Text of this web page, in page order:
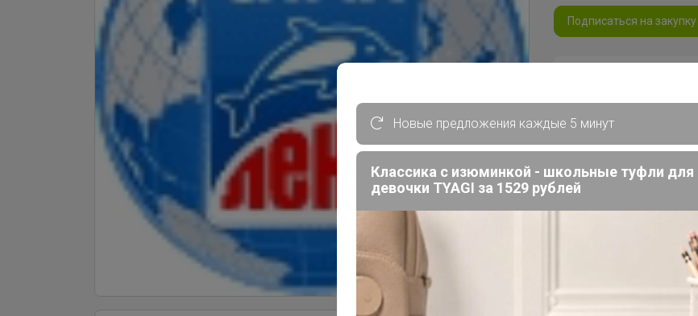
Подписаться на закупку
Комментарии к лотам
Отзывы участников
Новые предложения каждые 5 минут
Классика с изюминкой - школьные туфли для
девочки TYAGI за 1529 рублей